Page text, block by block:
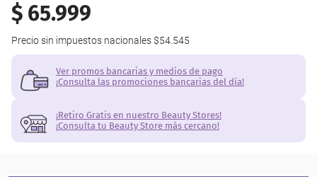
$ 65.999
Precio sin impuestos nacionales $54.545
Ver promos bancarias y medios de pago
¡Consulta las promociones bancarias del día!
¡Retiro Gratis en nuestro Beauty Stores!
¡Consulta tu Beauty Store más cercano!